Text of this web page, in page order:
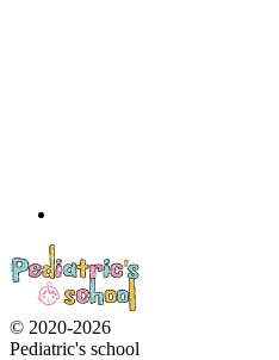
© 2020-2026
Pediatric's school